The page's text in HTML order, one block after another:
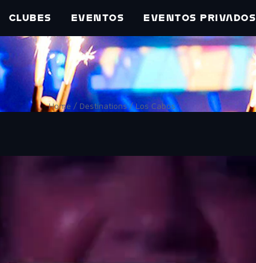
CLUBES EVENTOS EVENTOS PRIVADOS
Home / Destinations / Los Cabos